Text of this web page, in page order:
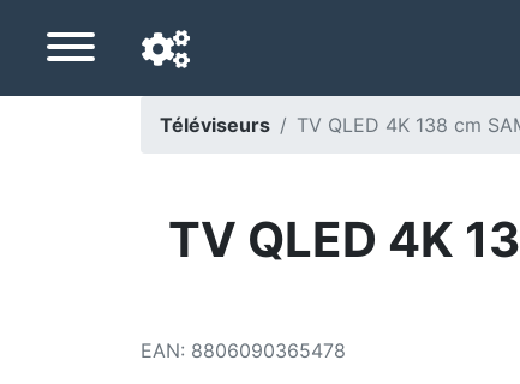
Pays de livraison
Téléviseurs TV QLED 4K 138 cm
TV QLED 4K
EAN: 8806090365478